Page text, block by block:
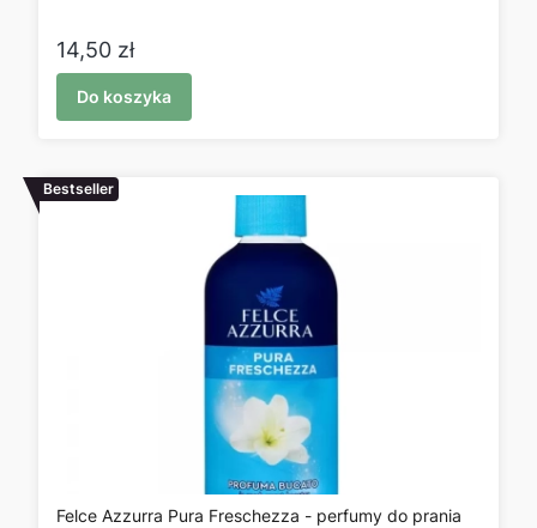
Cena
14,50 zł
Do koszyka
Bestseller
Felce Azzurra Pura Freschezza - perfumy do prania